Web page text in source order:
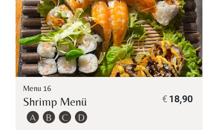
Menu 16
Shrimp Menü
A B C D
18,90
€